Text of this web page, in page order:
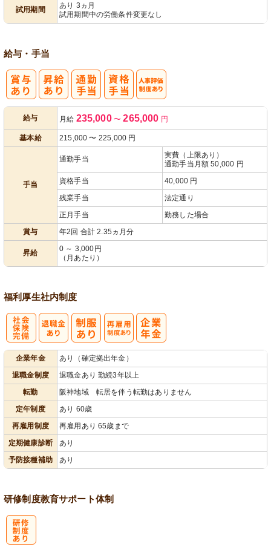
試用期間
あり 3ヵ月
試用期間中の労働条件変更なし
給与・手当
給与 月給 235,000 〜 265,000 円
基本給 215,000 〜 225,000 円
手当
通勤手当
実費（上限あり）
通勤手当月額 50,000 円
資格手当
40,000 円
残業手当
法定通り
正月手当
勤務した場合
賞与
年2回 合計 2.35ヵ月分
昇給
0 ～ 3,000円
（月あたり）
福利厚生社内制度
企業年金
あり（確定拠出年金）
退職金制度
退職金あり 勤続3年以上
転勤
阪神地域 転居を伴う転勤はありません
定年制度
あり 60歳
再雇用制度
再雇用あり 65歳まで
定期健康診断
あり
予防接種補助
あり
研修制度教育サポート体制